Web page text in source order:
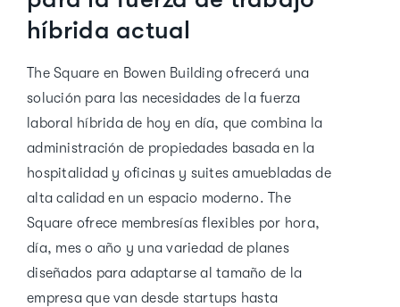
híbrida actual
The Square en Bowen Building ofrecerá una
solución para las necesidades de la fuerza
laboral híbrida de hoy en día, que combina la
administración de propiedades basada en la
hospitalidad y oficinas y suites amuebladas de
alta calidad en un espacio moderno. The
Square ofrece membresías flexibles por hora,
día, mes o año y una variedad de planes
diseñados para adaptarse al tamaño de la
empresa que van desde startups hasta